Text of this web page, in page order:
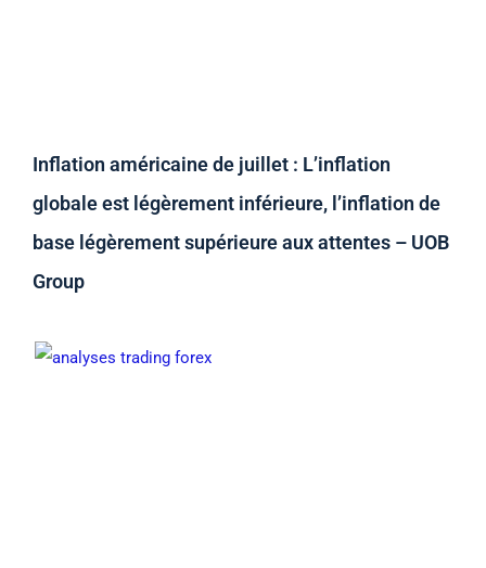
Inflation américaine de juillet : L’inflation
globale est légèrement inférieure, l’inflation de
base légèrement supérieure aux attentes – UOB
Group